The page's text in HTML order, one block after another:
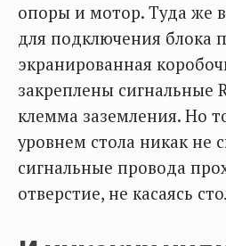
опоры и мотор. Туда же
для подключения блока
экранированная
закреплены сигнальные
клемма заземления. Но
уровнем стола никак не
сигнальные провода
отверстие, не касаясь